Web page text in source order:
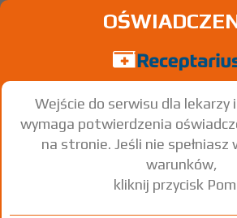
Wejście do serwisu dla
wymaga potwierdzenia
na stronie. Jeśli nie spełniasz
warunków,
kliknij przycisk